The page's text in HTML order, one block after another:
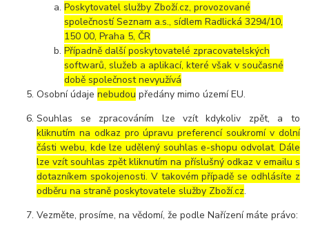
Poskytovatel služby Zboží.cz, provozované
společností Seznam a.s., sídlem Radlická 3294/10,
150 00, Praha 5, ČR
Případně další poskytovatelé zpracovatelských
softwarů, služeb a aplikací, které však v současné
době společnost nevyužívá
Osobní údajenebudou předány mimo území EU.
Souhlas se zpracováním lze vzít kdykoliv zpět, a to
kliknutím na odkaz pro úpravu preferencí soukromí v dolní
části webu, kde lze udělený souhlas e-shopu odvolat. Dále
lze vzít souhlas zpět kliknutím na příslušný odkaz v emailu s
dotazníkem spokojenosti. V takovém případě se odhlásíte z
odběru na straně poskytovatele služby Zboží.cz.
Vezměte, prosíme, na vědomí, že podle Nařízení máte právo: